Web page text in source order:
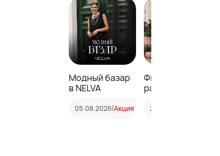
Модный базар
в NELVA
05.08.2026|Акция
Финальная
распродажа в
20.07.2026